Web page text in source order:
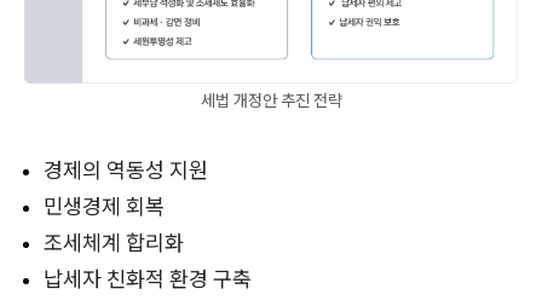
세법 개정안 추진 전략
경제의 역동성 지원
민생경제 회복
조세체계 합리화
납세자 친화적 환경 구축